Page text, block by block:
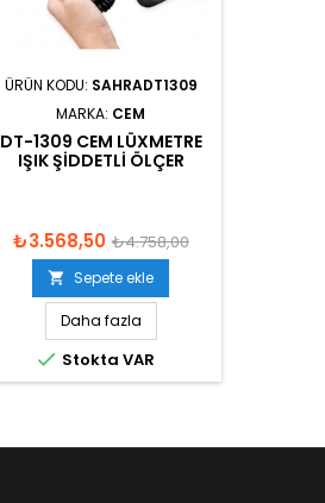
ÜRÜN KODU: SAHRADT1309
MARKA: CEM
DT-1309 CEM LÜXMETRE
IŞIK ŞIDDETLI ÖLÇER
₺3.568,50 ₺4.758,00
 Sepete ekle
Daha fazla
 Stokta VAR